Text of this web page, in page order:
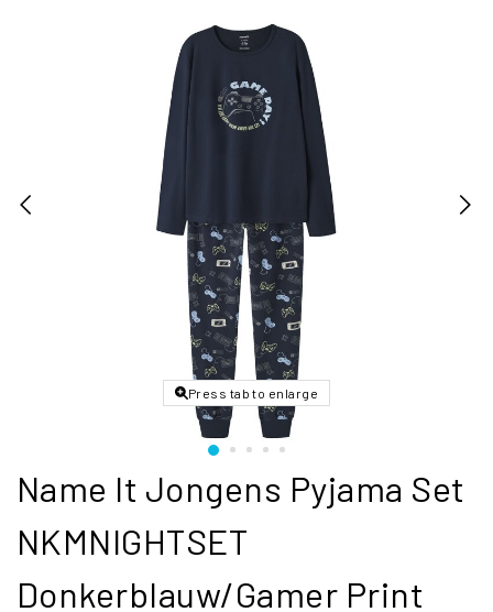
Press tab to enlarge
Name It Jongens Pyjama Set
NKMNIGHTSET
Donkerblauw/Gamer Print